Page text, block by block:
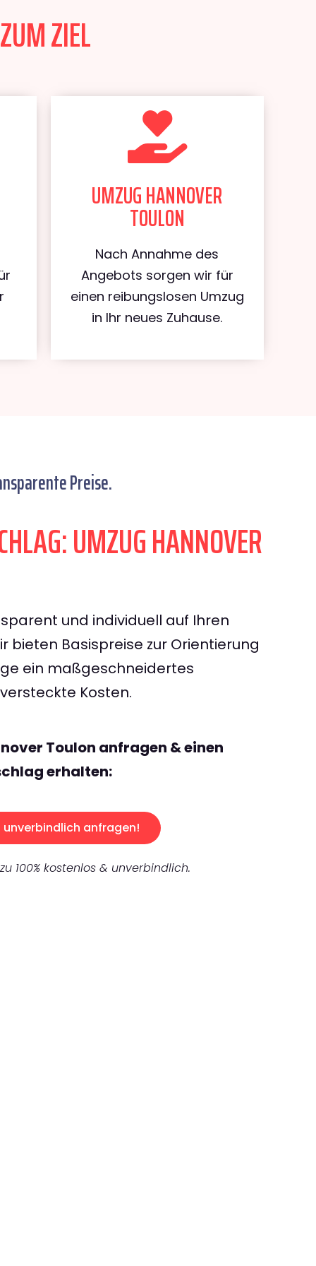
ZIEL
UMZUG HANNOVER
TOULON
Nach Annahme des
Angebots sorgen wir für
einen reibungslosen Umzug
in Ihr neues Zuhause.
Preise.
UMZUG HANNOVER
und individuell auf Ihren
bieten Basispreise zur Orientierung
ein maßgeschneidertes
Kosten.
Toulon anfragen & einen
erhalten:
unverbindlich anfragen!
100% kostenlos & unverbindlich.